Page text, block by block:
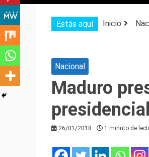
Estás aquí Inicio
Nacional
Maduro
presidencial
26/01/2018 1 minuto de